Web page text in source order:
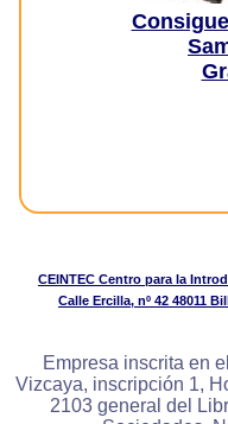
CEINTEC Centro para la
Calle Ercilla, nº 42 48011
Empresa inscrita en
Vizcaya, inscripción 1,
2103 general del